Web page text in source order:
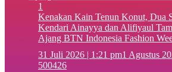
1
‎Kenakan Kain Tenun Konut, Dua
Kendari Ainayya dan Alifiyaul
Ajang BTN Indonesia Fashion
31 Juli 2026 | 1:21 pm1 Agustus
500426